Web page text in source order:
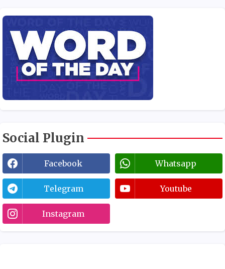
Social Plugin
Facebook Whatsapp
Telegram Youtube
Instagram